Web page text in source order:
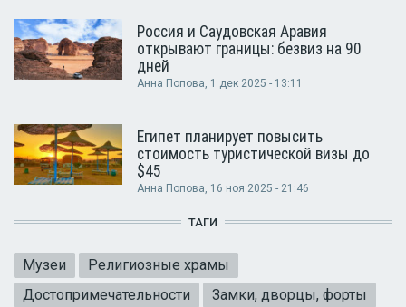
Россия и Саудовская Аравия
открывают границы: безвиз на 90
дней
Анна Попова, 1 дек 2025 - 13:11
Египет планирует повысить
стоимость туристической визы до
$45
Анна Попова, 16 ноя 2025 - 21:46
ТАГИ
Музеи
Религиозные храмы
Достопримечательности
Замки, дворцы, форты